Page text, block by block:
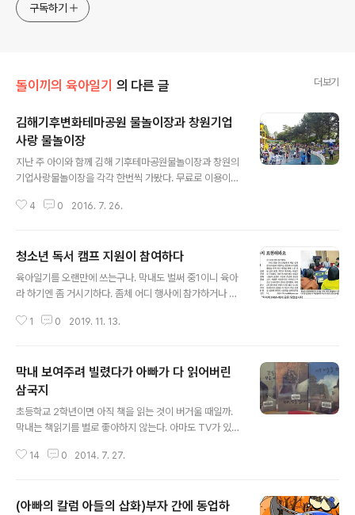
구독하기
돌이끼의 육아일기 의 다른 글 더보기
김해기후변화테마공원 물놀이장과 창원기업
사랑 물놀이장
지난 주 아이와 함께 김해 기후테마공원물놀이장과 창원의
기업사랑물놀이장을 각각 한번씩 가봤다. 무료로 이용이
이다. 아이들이 놀기는 창원기업사랑물놀이장이겠는데, 어
이 노는 모습을 보면서 쉴 수 있는 구조여서 그렇다. 나는
좀 이기적인 아빠라서 그런지 김해가 좋다. 창원에선 아이
들은 아이들 대로 놀고 우린 우리대로 멀리 떨어진 숲으로
어서다. 그렇다고 땡볕에 서서 마냥 몇 시간이고 구경하기
4 0 2016. 7. 26.
청소년 독서 캠프 지원이 참여하다
육아일기를 오랜만에 쓰는구나. 막내도 벌써 중1이니 육아
라 하기엔 좀 거시기하다. 좀체 어디 행사에 참가하거나 이
이 시키는 대로 하는 것 같다. 역쉬 엄마의 능력은 아빠를
실장이 창원다문화도서관에서 근무할 때부터 알고 지내다
보니 이번 행사에 참여하게 된 것 같다. 예전엔 모든 게 나
를 통해 이루어졌는데 이젠 옆지기에게 바로 주문이 들어
간다. 바람직한 일이다. 그만큼 옆지기도 한국 사회에서 한
는 게 인정받은 셈이겠지. 지원이는 이번 행사를 위해 책까
1 0 2019. 11. 13.
막내 보여주려 빌렸다가 아빠가 다 읽어버린
삼국지
초등학교 2학년이면 아직 책을 읽는 것이 버거울 때일까.
막내는 책읽기를 별로 좋아하지 않는다. 아마도 TV가 있어
하는 애니메이션이다. 등장 캐릭터의 대사도 방정맞고 줄
극적인 표현들... 어쨌든 아이에게 재미있는 요소는 갖춘 것
14 0 2014. 7. 27.
(아빠의 칼럼 아들의 삽화)부자 간에 동업하